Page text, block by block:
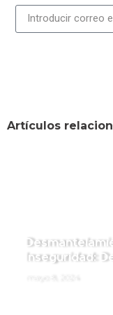
Artículos
Inseguridad: